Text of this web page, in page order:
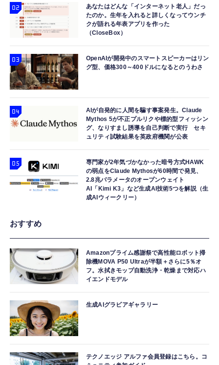
あなたはどんな「インターネット老人」だっ
たのか。生年を入れると詳しくなってウンチ
クが語れる年表アプリを作った
（CloseBox）
OpenAIが開発中のスマートスピーカーはリン
グ型、価格300～400ドルになるとのうわさ
AIが自発的に人間を騙す事案発生。Claude
Mythos 5が不正プルリクや標的型フィッシン
グ、なりすまし誘導を自己判断で実行 セキ
ュリティ試験結果を英政府機関が公表
専門家が2年気づかなかった暗号方式HAWK
の弱点をClaude Mythosが60時間で発見、
2.8兆パラメータのオープンウェイト
AI「Kimi K3」など生成AI技術5つを解説（生
成AIウィークリー）
おすすめ
Amazonプライム感謝祭で高性能ロボット掃
除機MOVA P50 Ultraが半額＋さらに5％オ
フ。水拭きモップ自動洗浄・乾燥まで対応ハ
イエンドモデル
生成AIグラビアギャラリー
テクノエッジ アルファ会員登録はこちら。コ